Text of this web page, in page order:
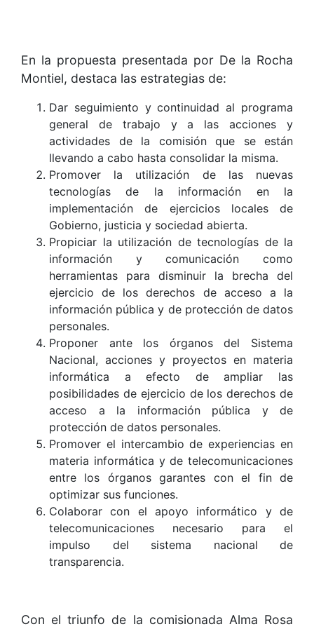
En la propuesta presentada por De la Rocha
Montiel, destaca las estrategias de:
Dar seguimiento y continuidad al programa
general de trabajo y a las acciones y
actividades de la comisión que se están
llevando a cabo hasta consolidar la misma.
Promover la utilización de las nuevas
tecnologías de la información en la
implementación de ejercicios locales de
Gobierno, justicia y sociedad abierta.
Propiciar la utilización de tecnologías de la
información y comunicación como
herramientas para disminuir la brecha del
ejercicio de los derechos de acceso a la
información pública y de protección de datos
personales.
Proponer ante los órganos del Sistema
Nacional, acciones y proyectos en materia
informática a efecto de ampliar las
posibilidades de ejercicio de los derechos de
acceso a la información pública y de
protección de datos personales.
Promover el intercambio de experiencias en
materia informática y de telecomunicaciones
entre los órganos garantes con el fin de
optimizar sus funciones.
Colaborar con el apoyo informático y de
telecomunicaciones necesario para el
impulso del sistema nacional de
transparencia.
Con el triunfo de la comisionada Alma Rosa